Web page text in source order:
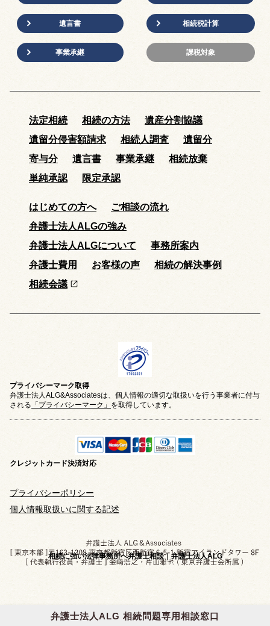
相続に強い法律事務所へ弁護士相談｜弁護士法人ALG
弁護士法人ALG 相続問題専用相談窓口
遺言書
事業承継
相続税計算
課税対象
法定相続 相続の方法
遺産分割協議
遺留分侵害額請求
相続人調査
遺留分
寄与分
遺言書 事業承継
相続放棄
単純承認
限定承認
はじめての方へ
ご相談の流れ
弁護士法人ALGの強み
弁護士法人ALGについて
事務所案内
弁護士費用
お客様の声
相続の解決事例
相続会議
プライバシーマーク取得
弁護士法人ALG&Associatesは、個人情報の適切な取扱いを行う事業者に付与
される 「プライバシーマーク」 を取得しています。
クレジットカード決済対応
プライバシーポリシー
個人情報取扱いに関する記述